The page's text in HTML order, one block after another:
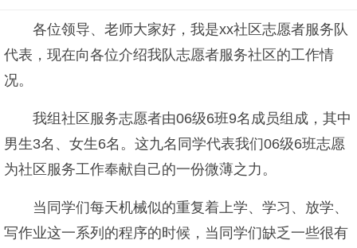
各位领导、老师大家好，我是xx社区志愿者服务队
代表，现在向各位介绍我队志愿者服务社区的工作情
况。
我组社区服务志愿者由06级6班9名成员组成，其中
男生3名、女生6名。这九名同学代表我们06级6班志愿
为社区服务工作奉献自己的一份微薄之力。
当同学们每天机械似的重复着上学、学习、放学、
写作业这一系列的程序的时候，当同学们缺乏一些很有